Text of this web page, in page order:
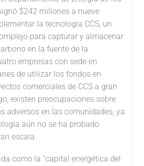
$242 millones a nueve
la tecnología CCS, un
para capturar y almacenar
en la fuente de la
empresas con sede en
de utilizar los fondos en
comerciales de CCS a gran
existen preocupaciones sobre
adversos en las comunidades, ya
aún no se ha probado
escala.
como la “capital energética del